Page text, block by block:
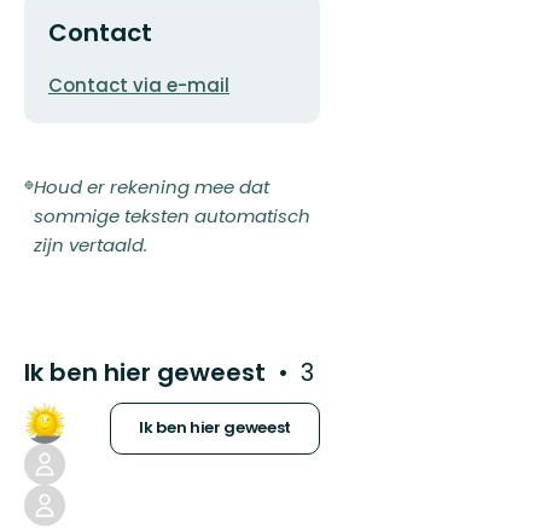
Contact
E-
Contact via e-mail
Houd er rekening mee dat
sommige teksten automatisch
zijn vertaald.
Ik ben hier geweest 3
Ik ben hier geweest